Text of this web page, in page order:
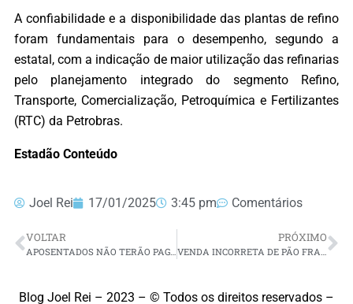
A confiabilidade e a disponibilidade das plantas de refino
foram fundamentais para o desempenho, segundo a
estatal, com a indicação de maior utilização das refinarias
pelo planejamento integrado do segmento Refino,
Transporte, Comercialização, Petroquímica e Fertilizantes
(RTC) da Petrobras.
Estadão Conteúdo
Joel Rei 17/01/2025 3:45 pm Comentários
VOLTAR
APOSENTADOS NÃO TERÃO PAGAMENTO BLOQUEADO POR FALTA DE PROVA DE VIDA
PRÓXIMO
VENDA INCORRETA DE PÃO FRANCÊS FOI IRREGULARIDADE MAIS COMUM EM 2024, DIZ IPEM/RN
Blog Joel Rei – 2023 – © Todos os direitos reservados –